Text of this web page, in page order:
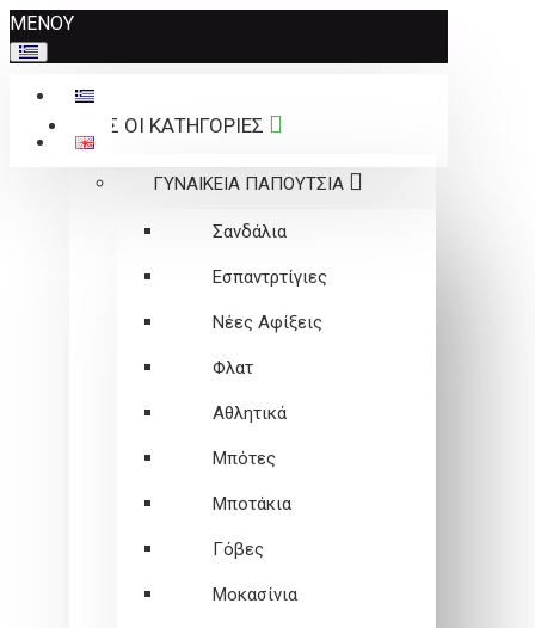
Σημείωση:
Αυτός
ο
ιστότοπος
περιλαμβάνει
ΜΕΝΟΥ
ΟΛΕΣ ΟΙ ΚΑΤΗΓΟΡΙΕΣ
ΓΥΝΑΙΚΕΙΑ ΠΑΠΟΥΤΣΙΑ
Σανδάλια
Εσπαντρτίγιες
Νέες Αφίξεις
Φλατ
Αθλητικά
Μπότες
Μποτάκια
Γόβες
Μοκασίνια